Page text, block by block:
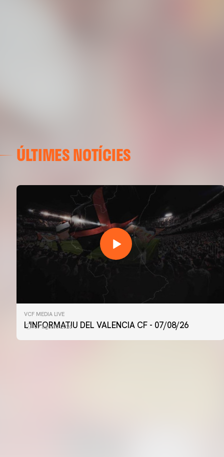
ÚLTIMES NOTÍCIES
VCF MEDIA LIVE
L'INFORMATIU DEL VALENCIA CF - 07/08/26
07 agosto 2026
PRIMER EQUIP
ENTRENAMENT DEL VALENCIA CF 6/8/2026